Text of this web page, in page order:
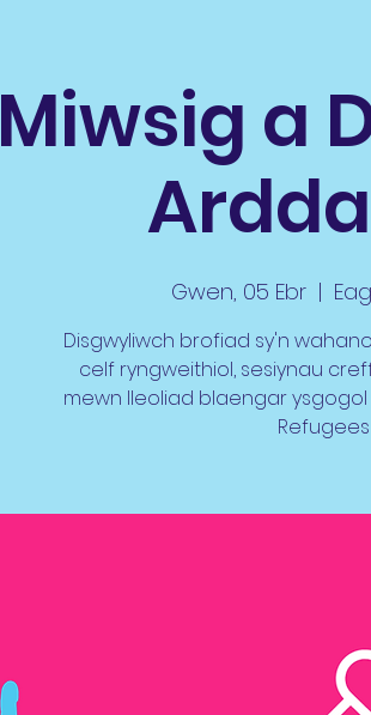
Miwsig a
Gwen, 05 Ebr
  |
Disgwyliwch brofiad sy'n
celf ryngweithiol, sesiynau
mewn lleoliad blaengar
Refugees